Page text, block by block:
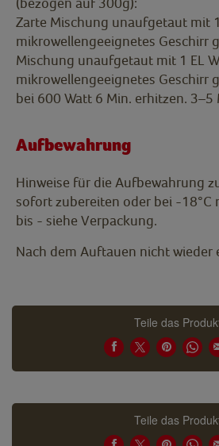
Zarte Mischung unaufgetaut mit
mikrowellengeeignetes Geschirr
Mischung unaufgetaut mit 1 EL
mikrowellengeeignetes Geschirr
bei 600 Watt 6 Min. erhitzen. 3–5
Aufbewahrung
Hinweise für die Aufbewahrung
sofort zubereiten oder bei -18°C
bis - siehe Verpackung.
Nach dem Auftauen nicht wieder
Teile das
Teile das